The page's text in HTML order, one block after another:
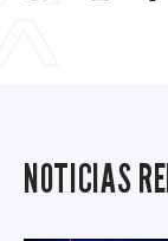
NOTICIAS